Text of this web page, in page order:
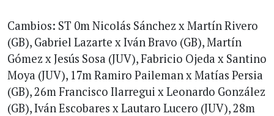
Cambios: ST 0m Nicolás Sánchez x Martín Rivero
(GB), Gabriel Lazarte x Iván Bravo (GB), Martín
Gómez x Jesús Sosa (JUV), Fabricio Ojeda x Santino
Moya (JUV), 17m Ramiro Paileman x Matías Persia
(GB), 26m Francisco Ilarregui x Leonardo González
(GB), Iván Escobares x Lautaro Lucero (JUV), 28m